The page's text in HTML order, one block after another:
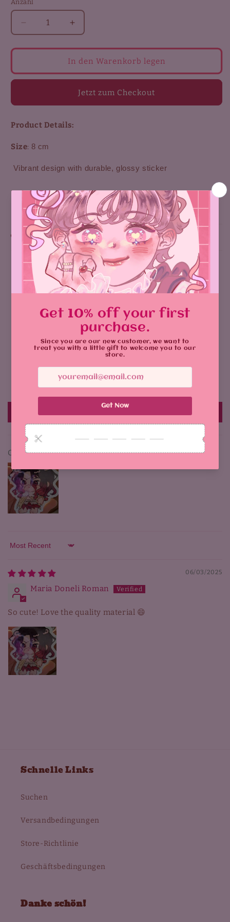
Anzahl
Verringere
die
Menge
Tsukasa
sticker
Erhöhe
die
Menge
für
Tsukasa
sticker
In den Warenkorb legen
Jetzt zum Checkout
Product Details:
Size: 8 cm
Vibrant design with durable, glossy sticker
Aktie
Why You'll Love It:
Customer Reviews
Based on 1 review
0
0
Customer photos & videos
Sort by
06/03/2025
Maria Doneli Roman
So cute! Love the quality material 😄
Schnelle Links
Suchen
Versandbedingungen
Store-Richtlinie
Geschäftsbedingungen
Danke schön!